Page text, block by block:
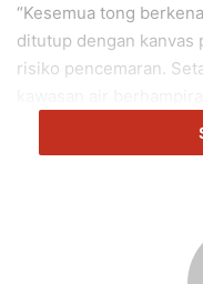
“Kesemua tong
ditutup dengan kanvas
risiko pencemaran.
siasatan bagi
pemilik tanah sedang